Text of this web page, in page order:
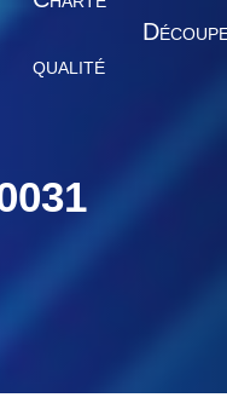
QUALITÉ
D